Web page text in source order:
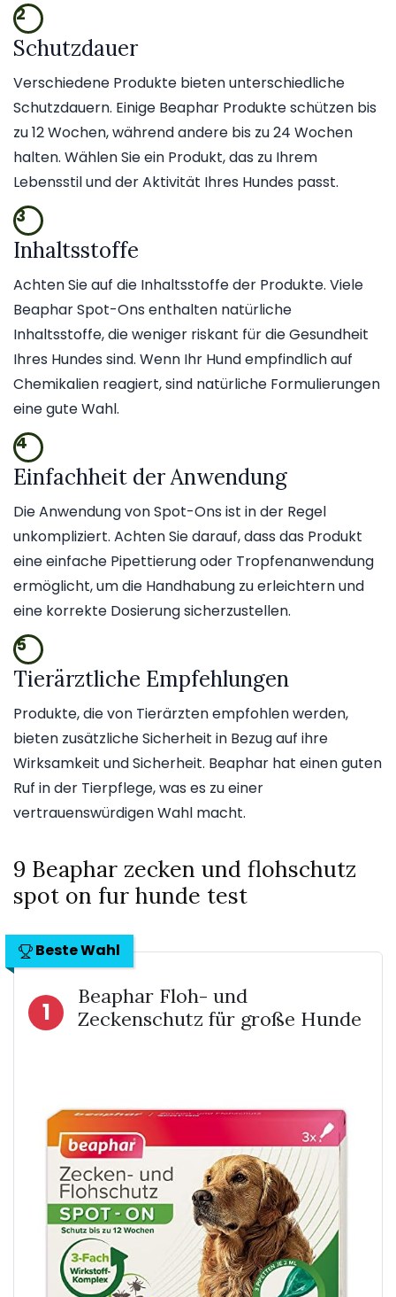
2
Schutzdauer
Verschiedene Produkte bieten unterschiedliche
Schutzdauern. Einige Beaphar Produkte schützen bis
zu 12 Wochen, während andere bis zu 24 Wochen
halten. Wählen Sie ein Produkt, das zu Ihrem
Lebensstil und der Aktivität Ihres Hundes passt.
3
Inhaltsstoffe
Achten Sie auf die Inhaltsstoffe der Produkte. Viele
Beaphar Spot-Ons enthalten natürliche
Inhaltsstoffe, die weniger riskant für die Gesundheit
Ihres Hundes sind. Wenn Ihr Hund empfindlich auf
Chemikalien reagiert, sind natürliche Formulierungen
eine gute Wahl.
4
Einfachheit der Anwendung
Die Anwendung von Spot-Ons ist in der Regel
unkompliziert. Achten Sie darauf, dass das Produkt
eine einfache Pipettierung oder Tropfenanwendung
ermöglicht, um die Handhabung zu erleichtern und
eine korrekte Dosierung sicherzustellen.
5
Tierärztliche Empfehlungen
Produkte, die von Tierärzten empfohlen werden,
bieten zusätzliche Sicherheit in Bezug auf ihre
Wirksamkeit und Sicherheit. Beaphar hat einen guten
Ruf in der Tierpflege, was es zu einer
vertrauenswürdigen Wahl macht.
9 Beaphar zecken und flohschutz
spot on fur hunde test
Beste Wahl
1
Beaphar Floh- und
Zeckenschutz für große Hunde